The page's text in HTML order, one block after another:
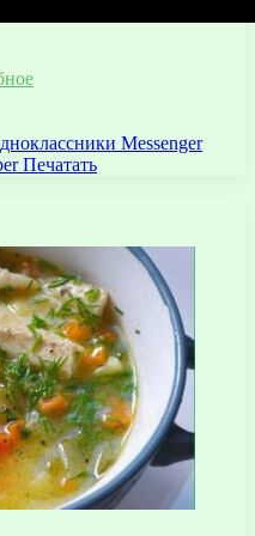
Messenger
Печатать